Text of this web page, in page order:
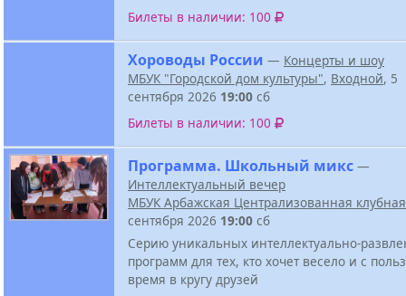
Билеты в наличии: 100
Хороводы России — Концерты и шоу
МБУК "Городской дом культуры", Входной, 5
сентября 2026 19:00 сб
Билеты в наличии: 100
Программа. Школьный микс —
Интеллектуальный вечер
МБУК Арбажская Централизованная
сентября 2026 19:00 сб
Серию уникальных интеллектуально-
программ для тех, кто хочет весело и с
время в кругу друзей